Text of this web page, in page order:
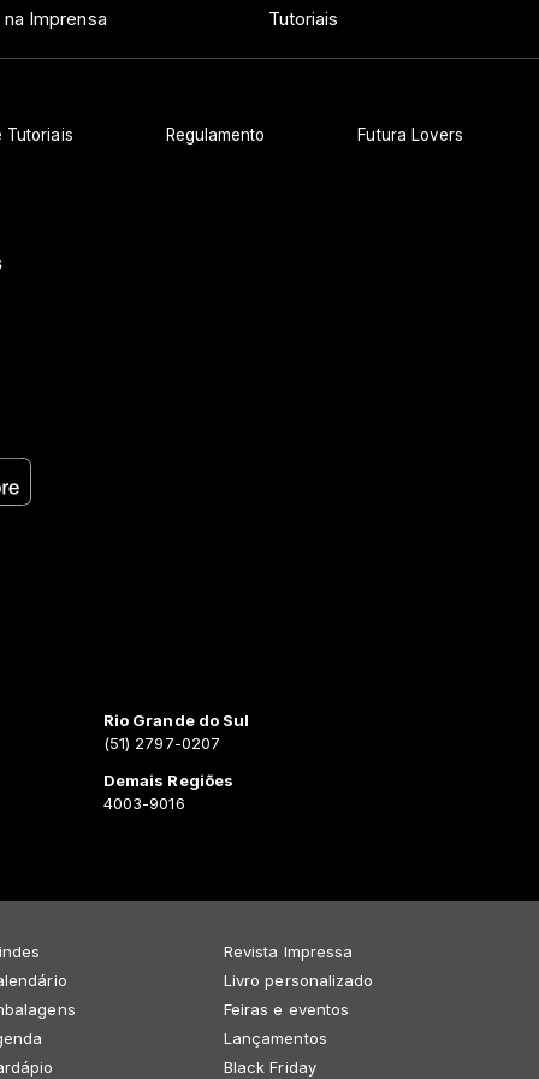
Imprensa Tutoriais
Tutoriais Regulamento Futura Lovers
Rio Grande do Sul
(51) 2797-0207
Demais Regiões
4003-9016
Revista Impressa
Livro personalizado
Feiras e eventos
Lançamentos
Black Friday